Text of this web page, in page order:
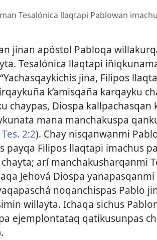
Tesalónica llaqtapi Pablowan
jinan apóstol Pabloqa
Tesalónica llaqtapi
jina, Filipos
k’amisqaña karqayku
chaypas, Diospa kallpachasqan
mana manchakuspa
Tes. 2:2). Chay nisqanwanmi
payqa Filipos llaqtapi imachus
arí manchakusharqanmi
Jehová Diospa
noqanchispas Pablo
willayta. Ichaqa sichus
ejemplontataq qatikusunpas